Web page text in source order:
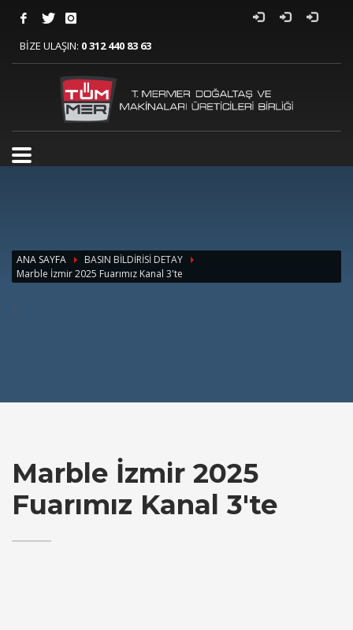
BİZE ULAŞIN: 0 312 440 83 63
ANA SAYFA
BASIN BİLDİRİSİ DETAY
Marble İzmir 2025 Fuarımız Kanal 3'te
>
Marble İzmir 2025
Fuarımız Kanal 3'te